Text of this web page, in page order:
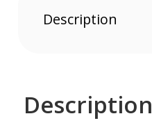
Description
Description